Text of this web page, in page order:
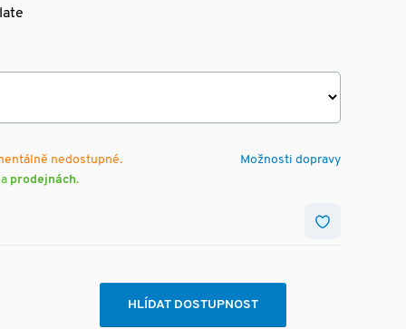
Možnosti dopravy
nedostupné.
prodejnách.
HLÍDAT DOSTUPNOST